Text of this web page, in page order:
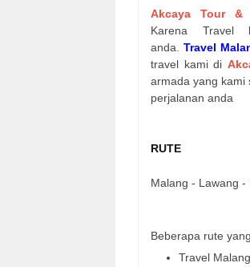
Akcaya Tour &
Karena
Travel
anda .Travel
travel kami di
armada yang kami
perjalanan anda
RUTE
Malang - Lawang -
Beberapa rute
Travel